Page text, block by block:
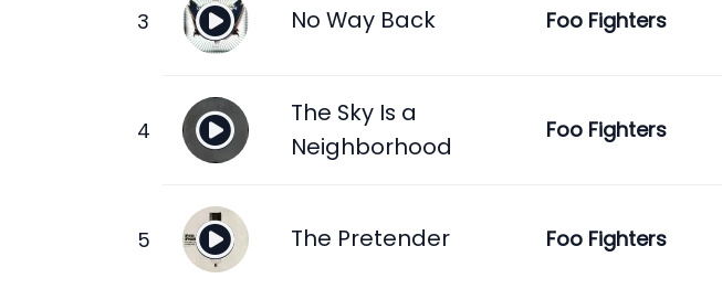
No Way Back Foo Fighters
The Sky Is a
Neighborhood
Foo Fighters
The Pretender Foo Fighters